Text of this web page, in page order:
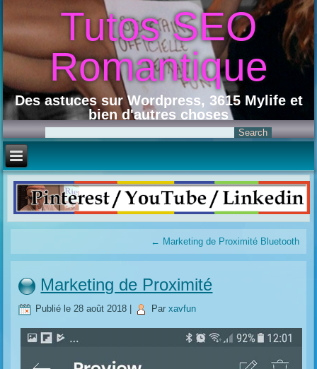
Tutos SEO
Romantique
Des astuces sur Wordpress, 3615 Mylife et
bien d'autres choses
← Marketing de Proximité Bluetooth
Marketing de Proximité
Publié le 28 août 2018 Par xavfun